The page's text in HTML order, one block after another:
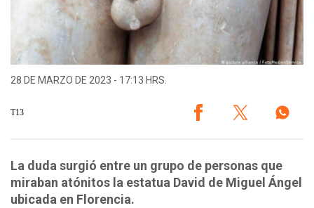
28 DE MARZO DE 2023 - 17:13 HRS.
T13
La duda surgió entre un grupo de personas que
miraban atónitos la estatua David de Miguel Ángel
ubicada en Florencia.